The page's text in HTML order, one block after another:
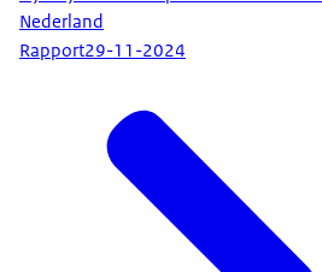
Nederland
Rapport29-11-2024